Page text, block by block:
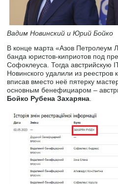
Вадим Новинский и Юрий Бойко
В конце марта «Азов Петролеум
банда юристов-киприотов под
Софоклеуса. Тогда австрийскую
Новинского удалили из
вписав вместо неё пятерку
основным бенефициаром –
Бойко Рубена Захаряна.